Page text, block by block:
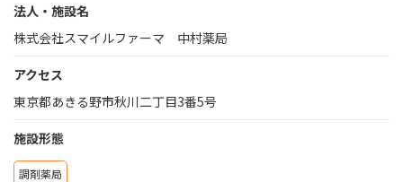
法人・施設名
株式会社スマイルファーマ 中村薬局
アクセス
東京都あきる野市秋川二丁目3番5号
施設形態
調剤薬局